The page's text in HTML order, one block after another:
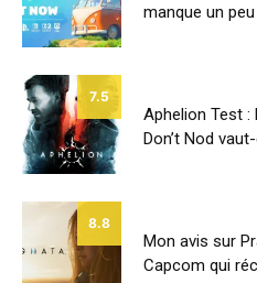
manque un
7.5
Aphelion Test :
Don’t Nod
8.8
Mon avis sur
Capcom qui